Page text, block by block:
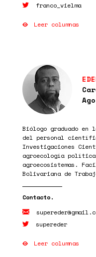
franco_vielma
Leer columnas
Biólogo graduado en
del personal
Investigaciones
agroecología
agroecosistemas.
Bolivariana de
supereder
Leer columnas